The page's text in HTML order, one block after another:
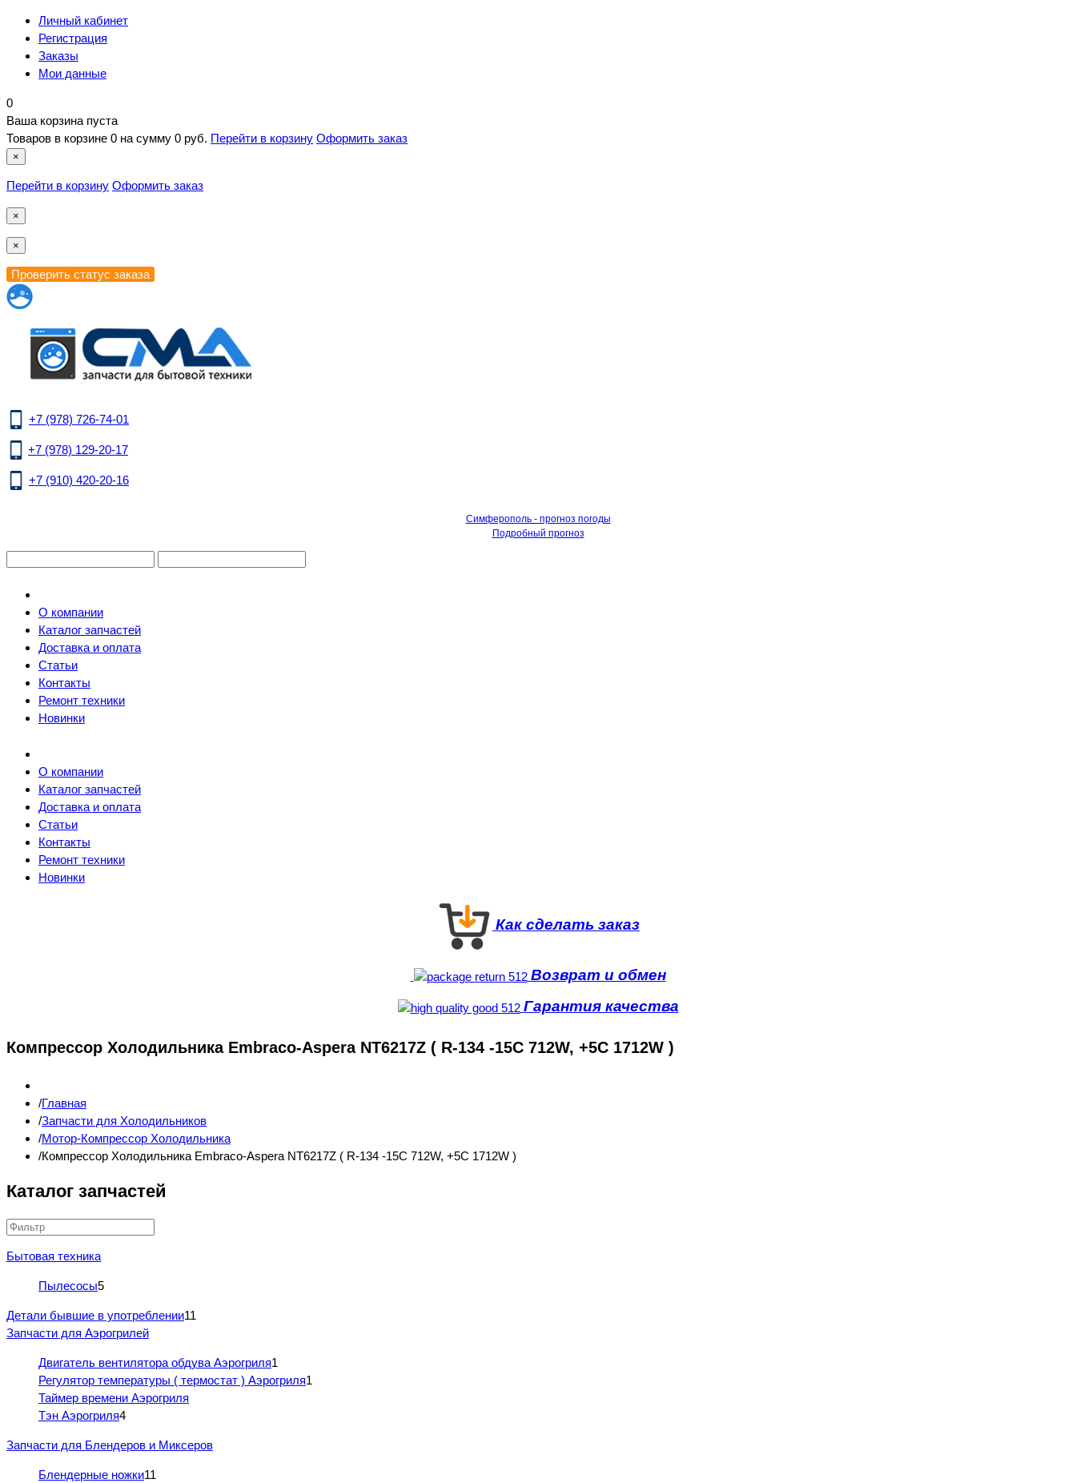
Личный кабинет
Регистрация
Заказы
Мои данные
0
Ваша корзина пуста
Товаров в корзине 0 на сумму 0 руб. Перейти в корзину Оформить заказ
×
Перейти в корзину Оформить заказ
×
×
+7 (978) 726-74-01
+7 (978) 129-20-17
+7 (910) 420-20-16
Симферополь - прогноз погоды
Подробный прогноз
О компании
Каталог запчастей
Доставка и оплата
Статьи
Контакты
Ремонт техники
Новинки
О компании
Каталог запчастей
Доставка и оплата
Статьи
Контакты
Ремонт техники
Новинки
Как сделать заказ
Возврат и обмен
Гарантия качества
Компрессор Холодильника Embraco-Aspera NT6217Z ( R-134 -15C 712W, +5C 1712W )
Главная
Запчасти для Холодильников
Мотор-Компрессор Холодильника
Компрессор Холодильника Embraco-Aspera NT6217Z ( R-134 -15C 712W, +5C 1712W )
Каталог запчастей
Бытовая техника
Пылесосы5
Детали бывшие в употреблении11
Запчасти для Аэрогрилей
Двигатель вентилятора обдува Аэрогриля1
Регулятор температуры ( термостат ) Аэрогриля1
Таймер времени Аэрогриля
Тэн Аэрогриля4
Запчасти для Блендеров и Миксеров
Блендерные ножки11